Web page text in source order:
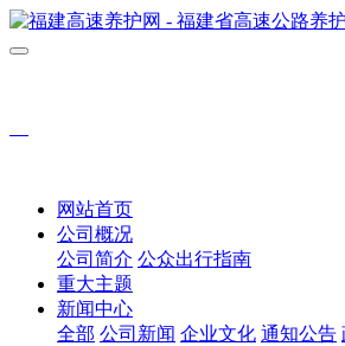
网站首页
公司概况
公司简介 公众出行指南
重大主题
新闻中心
全部 公司新闻 企业文化 通知公告